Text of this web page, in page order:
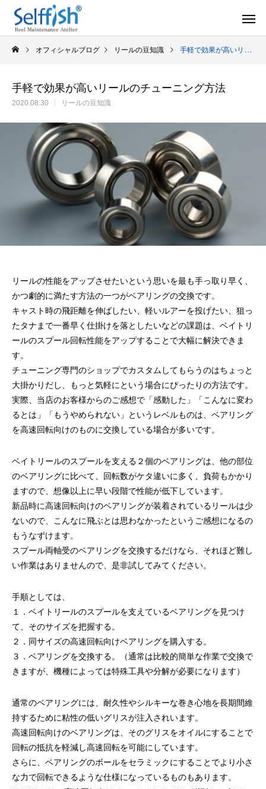
セルフメンテナンス用品
2024.06.23 2024.05.09
シマノ バンタム1000SGの1年点検
2025.02.26
ダイワ スパルタン
2024.10.31
2026.01.01
BSフジ「名品再生
2025.05.16
オフィシャルブログ リールの豆知識 手軽で効果が高いリールのチューニング方法
手軽で効果が高いリールのチューニング方法
2020.08.30 リールの豆知識
リールの性能をアップさせたいという思いを最も手っ取り早く、
かつ劇的に満たす方法の一つがベアリングの交換です。
キャスト時の飛距離を伸ばしたい、軽いルアーを投げたい、狙っ
たタナまで一番早く仕掛けを落としたいなどの課題は、ベイトリ
ールのスプール回転性能をアップすることで大幅に解決できま
す。
チューニング専門のショップでカスタムしてもらうのはちょっと
大掛かりだし、もっと気軽にという場合にぴったりの方法です。
実際、当店のお客様からのご感想で「感動した」「こんなに変わ
るとは」「もうやめられない」というレベルものは、ベアリング
を高速回転向けのものに交換している場合が多いです。
ベイトリールのスプールを支える２個のベアリングは、他の部位
のベアリングに比べて、回転数がケタ違いに多く、負荷もかかり
ますので、想像以上に早い段階で性能が低下しています。
新品時に高速回転向けのベアリングが装着されているリールは少
ないので、こんなに飛ぶとは思わなかったというご感想になるの
もうなずけます。
スプール両軸受のベアリングを交換するだけなら、それほど難し
い作業はありませんので、是非試してみてください。
手順としては、
１．ベイトリールのスプールを支えているベアリングを見つけ
て、そのサイズを把握する。
２．同サイズの高速回転向けベアリングを購入する。
３．ベアリングを交換する。（通常は比較的簡単な作業で交換で
きますが、機種によっては特殊工具や分解が必要になります）
通常のベアリングには、耐久性やシルキーな巻き心地を長期間維
持するために粘性の低いグリスが注入されいます。
高速回転向けのベアリングは、そのグリスをオイルにすることで
回転の抵抗を軽減し高速回転を可能にしています。
さらに、ベアリングのボールをセラミックにすることでより小さ
な力で回転できるような仕様になっているものもあります。